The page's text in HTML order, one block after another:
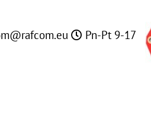
Pn-Pt 9-17